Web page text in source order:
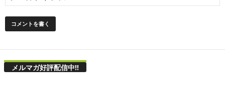
メルマガ好評配信中!!